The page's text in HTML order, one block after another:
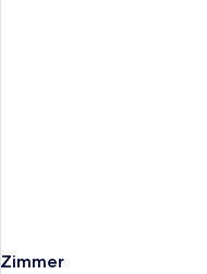
Zimmer